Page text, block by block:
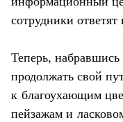
сотрудники
Теперь,
продолжать свой
к благоухающим
пейзажам и